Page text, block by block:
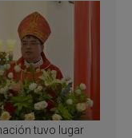
tuvo lugar